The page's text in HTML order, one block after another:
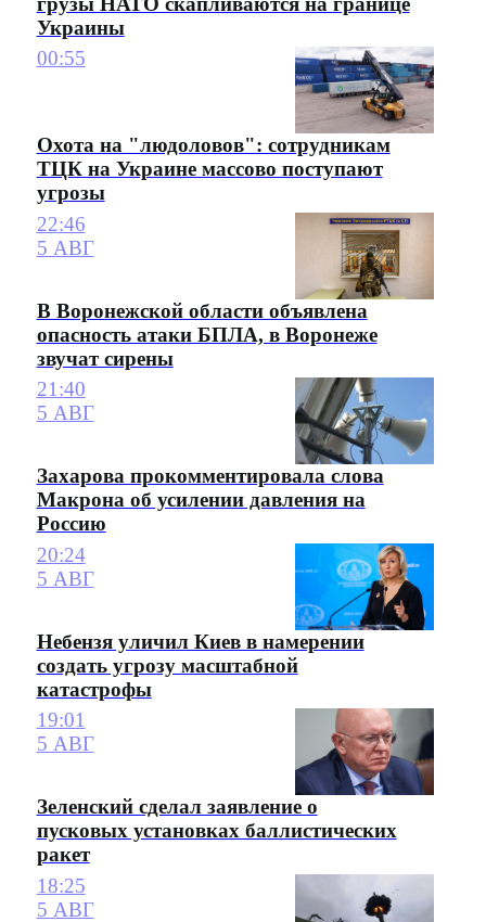
Украины
00:55
Охота на "людоловов": сотрудникам
ТЦК на Украине массово поступают
угрозы
22:46
5 АВГ
В Воронежской области объявлена
опасность атаки БПЛА, в Воронеже
звучат сирены
21:40
5 АВГ
Захарова прокомментировала слова
Макрона об усилении давления на
Россию
20:24
5 АВГ
Небензя уличил Киев в намерении
создать угрозу масштабной
катастрофы
19:01
5 АВГ
Зеленский сделал заявление о
пусковых установках баллистических
ракет
18:25
5 АВГ